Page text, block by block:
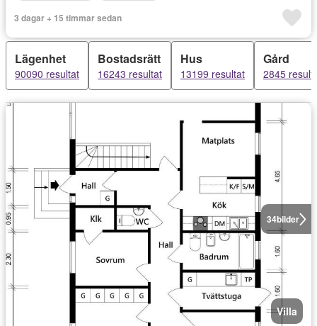
3 dagar + 15 timmar sedan
Lägenhet
90090 resultat
Bostadsrätt
16243 resultat
Hus
13199 resultat
Gård
2845
34bilder
Villa